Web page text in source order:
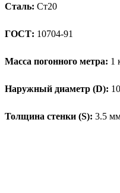
Сталь: Ст20
ГОСТ: 10704-91
Масса погонного метра: 1
Наружный диаметр (D):
Толщина стенки (S): 3.5